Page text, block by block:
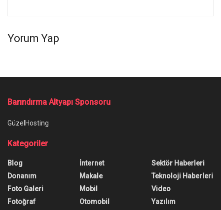
Yorum Yap
Barındırma Altyapı Sponsoru
GüzelHosting
Kategoriler
Blog
Donanım
Foto Galeri
Fotoğraf
İnternet
Makale
Mobil
Otomobil
Sektör Haberleri
Teknoloji Haberleri
Video
Yazılım